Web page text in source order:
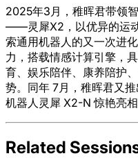
2025年3月，稚晖君带领
——灵犀X2，以优异的运
索通用机器人的又一次进
力，搭载情感计算引擎，
育、娱乐陪伴、康养陪护
势。同年 7月，稚晖君又
机器人灵犀 X2-N 惊艳亮
Related